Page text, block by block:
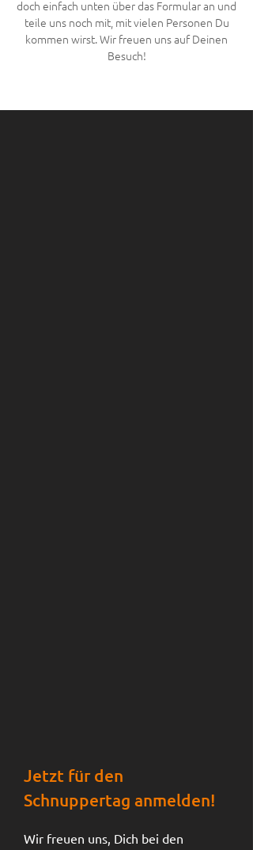
doch einfach unten über das Formular an und
teile uns noch mit, mit vielen Personen Du
kommen wirst. Wir freuen uns auf Deinen
Besuch!
Jetzt für den
Schnuppertag anmelden!
Wir freuen uns, Dich bei den